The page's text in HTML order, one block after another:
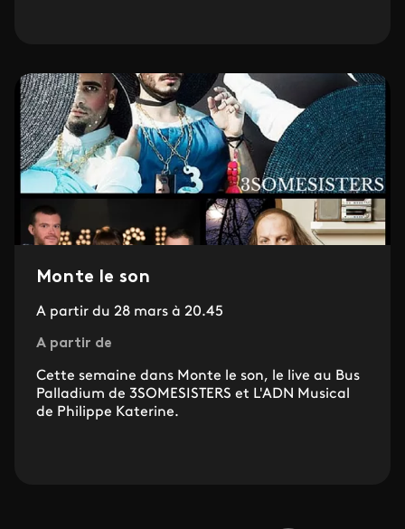
Monte le son
A partir du 28 mars à 20.45
A partir de
Cette semaine dans Monte le son, le live au Bus
Palladium de 3SOMESISTERS et L'ADN Musical
de Philippe Katerine.